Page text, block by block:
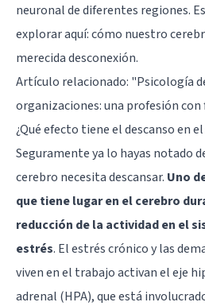
neuronal de diferentes regiones.
explorar aquí: cómo nuestro
merecida desconexión.
Artículo relacionado: "Psicología
organizaciones: una profesión
¿Qué efecto tiene el descanso en
Seguramente ya lo hayas notado
cerebro necesita descansar. Uno
que tiene lugar en el cerebro
reducción de la actividad en el
estrés. El estrés crónico y las
viven en el trabajo activan el eje
adrenal (HPA), que está